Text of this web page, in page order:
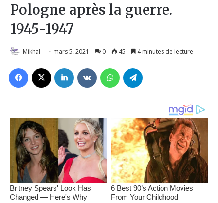
Pologne après la guerre.
1945-1947
Mikhal mars 5, 2021 0 45 4 minutes de lecture
Facebook Linkedin VKontakteWhatsApp